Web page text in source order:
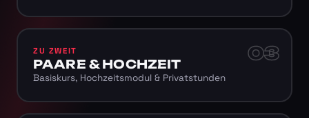
03
ZU ZWEIT
PAARE & HOCHZEIT
Basiskurs, Hochzeitsmodul & Privatstunden